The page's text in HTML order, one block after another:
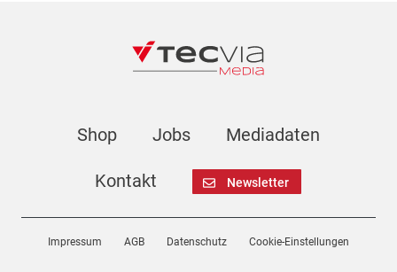
Shop Jobs Mediadaten
Kontakt Newsletter
Impressum AGB Datenschutz Cookie-Einstellungen